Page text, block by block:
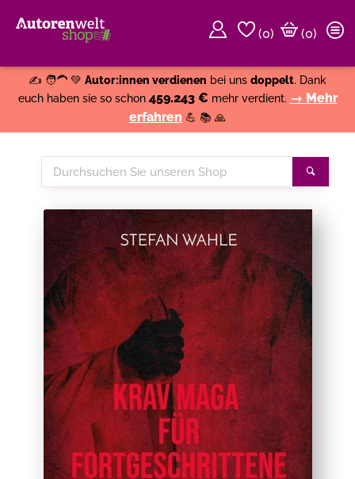
(0)
(0)
✍️ 🧑‍🦱 💚 Autor:innen verdienen bei uns doppelt. Dank
euch haben sie so schon 459.243 € mehr verdient. → Mehr
erfahren 💪 📚 🙏
Durchsuchen
Sie